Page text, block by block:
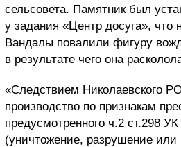
сельсовета. Памятник был
у задания «Центр досуга», что
Вандалы повалили фигуру
в результате чего она
«Следствием Николаевского
производство по признакам
предусмотренного ч.2 ст.298
(уничтожение, разрушение или